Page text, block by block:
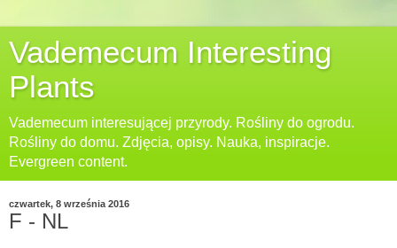
Vademecum Interesting
Plants
Vademecum interesującej przyrody. Rośliny do ogrodu.
Rośliny do domu. Zdjęcia, opisy. Nauka, inspiracje.
Evergreen content.
czwartek, 8 września 2016
F - NL